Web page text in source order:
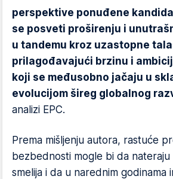
perspektive ponuđene
se posveti proširenju i
u tandemu kroz uzastopne
prilagođavajući brzinu i
koji se međusobno jačaju u
evolucijom šireg globalnog
analizi EPC.
Prema mišljenju autora, rastuće
bezbednosti mogle bi da
smelija i da u narednim godinama